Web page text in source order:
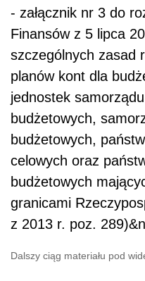
- załącznik nr 3 do
Finansów z 5 lipca
szczególnych zasad
planów kont dla
jednostek
budżetowych,
budżetowych,
celowych oraz
budżetowych
granicami
z 2013 r. poz.
Dalszy ciąg materiału pod